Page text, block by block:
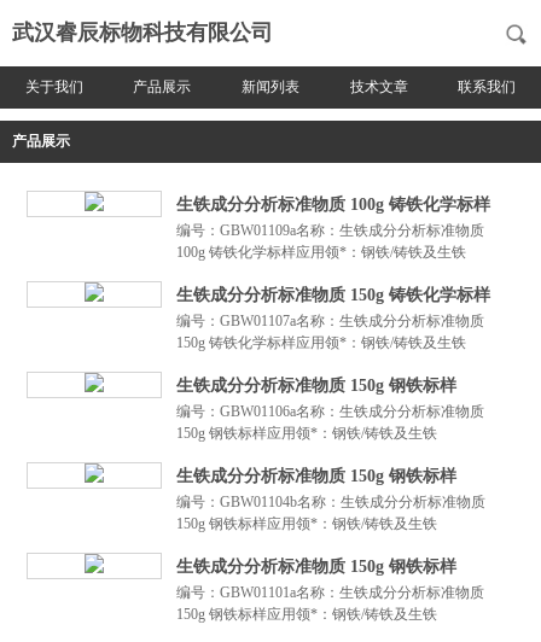
武汉睿辰标物科技有限公司
关于我们 产品展示 新闻列表 技术文章 联系我们
产品展示
生铁成分分析标准物质 100g 铸铁化学标样
编号：GBW01109a名称：生铁成分分析标准物质
100g 铸铁化学标样应用领*：钢铁/铸铁及生铁
生铁成分分析标准物质 150g 铸铁化学标样
编号：GBW01107a名称：生铁成分分析标准物质
150g 铸铁化学标样应用领*：钢铁/铸铁及生铁
生铁成分分析标准物质 150g 钢铁标样
编号：GBW01106a名称：生铁成分分析标准物质
150g 钢铁标样应用领*：钢铁/铸铁及生铁
生铁成分分析标准物质 150g 钢铁标样
编号：GBW01104b名称：生铁成分分析标准物质
150g 钢铁标样应用领*：钢铁/铸铁及生铁
生铁成分分析标准物质 150g 钢铁标样
编号：GBW01101a名称：生铁成分分析标准物质
150g 钢铁标样应用领*：钢铁/铸铁及生铁